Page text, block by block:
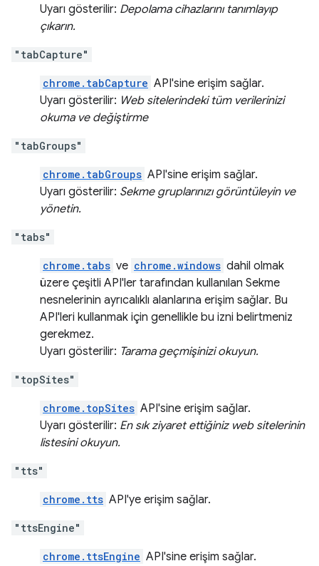
Uyarı gösterilir: Depolama cihazlarını tanımlayıp
çıkarın.
"tabCapture"
chrome.tabCapture API'sine erişim sağlar.
Uyarı gösterilir: Web sitelerindeki tüm verilerinizi
okuma ve değiştirme
"tabGroups"
chrome.tabGroups API'sine erişim sağlar.
Uyarı gösterilir: Sekme gruplarınızı görüntüleyin ve
yönetin.
"tabs"
chrome.tabs ve chrome.windows dahil olmak
üzere çeşitli API'ler tarafından kullanılan Sekme
nesnelerinin ayrıcalıklı alanlarına erişim sağlar. Bu
API'leri kullanmak için genellikle bu izni belirtmeniz
gerekmez.
Uyarı gösterilir: Tarama geçmişinizi okuyun.
"topSites"
chrome.topSites API'sine erişim sağlar.
Uyarı gösterilir: En sık ziyaret ettiğiniz web sitelerinin
listesini okuyun.
"tts"
chrome.tts API'ye erişim sağlar.
"ttsEngine"
chrome.ttsEngine API'sine erişim sağlar.